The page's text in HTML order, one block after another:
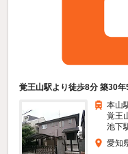
覚王山駅より徒歩8分 築30
本山
覚王
池下
愛知